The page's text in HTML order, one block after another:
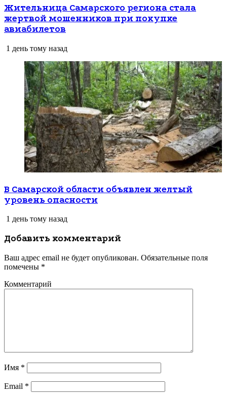
Жительница Самарского региона стала
жертвой мошенников при покупке
авиабилетов
1 день тому назад
В Самарской области объявлен желтый
уровень опасности
1 день тому назад
Добавить комментарий
Ваш адрес email не будет опубликован. Обязательные поля
помечены *
Комментарий
Имя *
Email *